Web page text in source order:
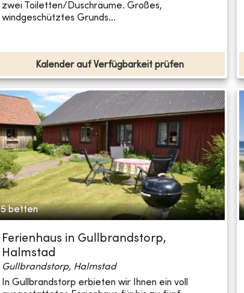
zwei Toiletten/Duschräume. Großes,
windgeschütztes Grunds...
Kalender auf Verfügbarkeit prüfen
5 betten
Ferienhaus in Gullbrandstorp,
Halmstad
Gullbrandstorp, Halmstad
In Gullbrandstorp erbieten wir Ihnen ein voll